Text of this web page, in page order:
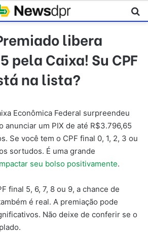
libera
pela Caixa! Su CPF
na lista?
Econômica Federal surpreendeu
anunciar um PIX de até R$3.796,65
Se você tem o CPF final 0, 1, 2, 3 ou
sortudos. É uma grande
seu bolso positivamente.
final 5, 6, 7, 8 ou 9, a chance de
é real. A premiação pode
Não deixe de conferir se o